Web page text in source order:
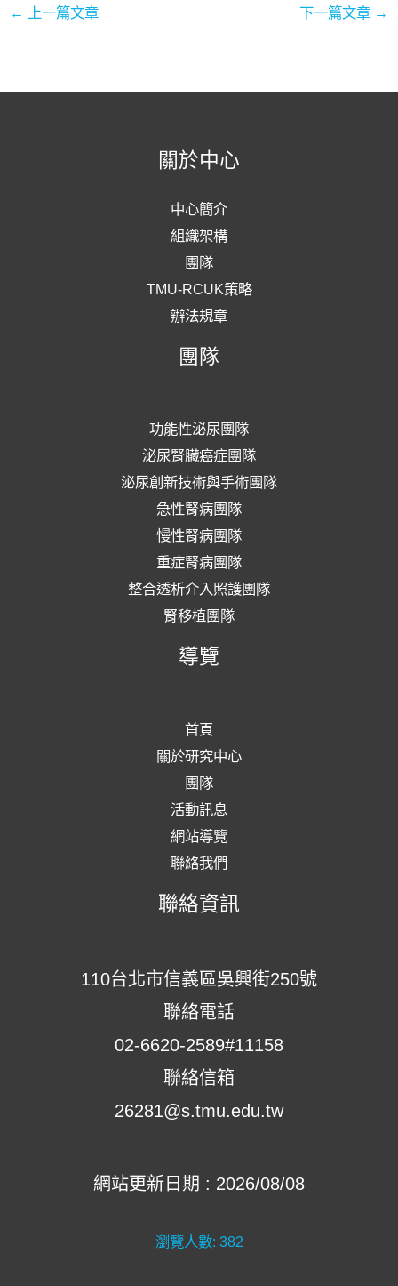
← 上一篇文章 下一篇文章 →
關於中心
中心簡介
組織架構
團隊
TMU-RCUK策略
辦法規章
團隊
功能性泌尿團隊
泌尿腎臟癌症團隊
泌尿創新技術與手術團隊
急性腎病團隊
慢性腎病團隊
重症腎病團隊
整合透析介入照護團隊
腎移植團隊
導覽
首頁
關於研究中心
團隊
活動訊息
網站導覽
聯絡我們
聯絡資訊
110台北市信義區吳興街250號
聯絡電話
02-6620-2589#11158
聯絡信箱
26281@s.tmu.edu.tw
網站更新日期 : 2026/08/08
瀏覽人數: 382